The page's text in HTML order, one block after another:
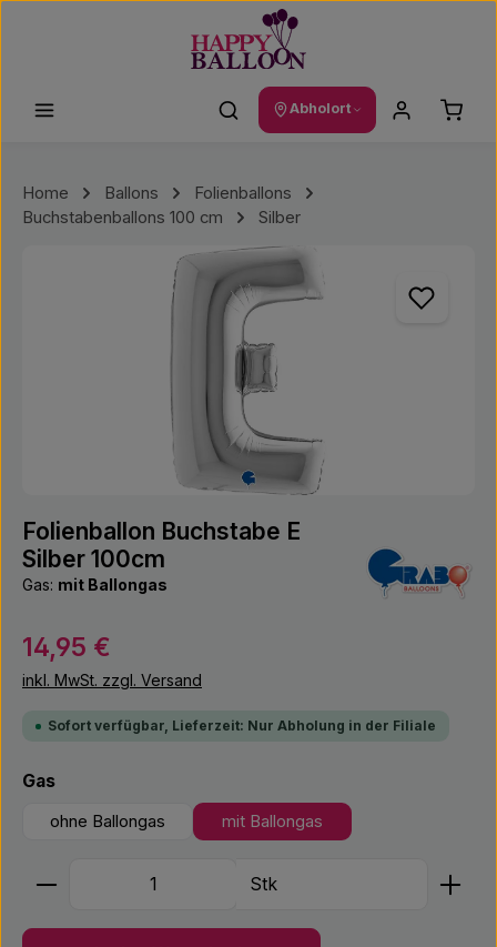
Abholort
Home Ballons
Folienballons
Buchstabenballons 100 cm
Silber
Bildergalerie überspringen
Folienballon Buchstabe E
Silber 100cm
Gas: mit Ballongas
Regulärer Preis:
14,95 €
inkl. MwSt. zzgl. Versand
Sofort verfügbar, Lieferzeit: Nur Abholung in der Filiale
Gasauswählen
ohne Ballongas mit Ballongas
Produkt Anzahl: Gib den gewünschten Wert ein
Stk